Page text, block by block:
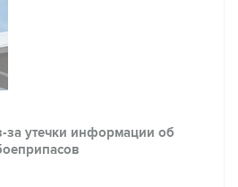
за утечки информации об